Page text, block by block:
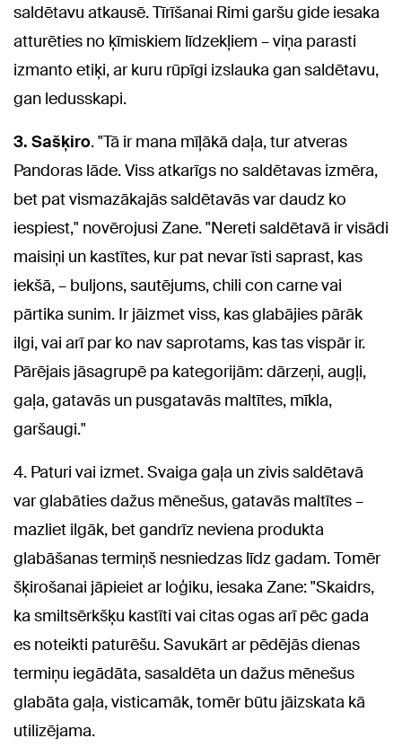
saldētavu atkausē. Tīrīšanai Rimi garšu gide iesaka
atturēties no ķīmiskiem līdzekļiem – viņa parasti
izmanto etiķi, ar kuru rūpīgi izslauka gan saldētavu,
gan ledusskapi.
3. Sašķiro. "Tā ir mana mīļākā daļa, tur atveras
Pandoras lāde. Viss atkarīgs no saldētavas izmēra,
bet pat vismazākajās saldētavās var daudz ko
iespiest," novērojusi Zane. "Nereti saldētavā ir visādi
maisiņi un kastītes, kur pat nevar īsti saprast, kas
iekšā, – buljons, sautējums, chili con carne vai
pārtika sunim. Ir jāizmet viss, kas glabājies pārāk
ilgi, vai arī par ko nav saprotams, kas tas vispār ir.
Pārējais jāsagrupē pa kategorijām: dārzeņi, augļi,
gaļa, gatavās un pusgatavās maltītes, mīkla,
garšaugi."
4. Paturi vai izmet. Svaiga gaļa un zivis saldētavā
var glabāties dažus mēnešus, gatavās maltītes –
mazliet ilgāk, bet gandrīz neviena produkta
glabāšanas termiņš nesniedzas līdz gadam. Tomēr
šķirošanai jāpieiet ar loģiku, iesaka Zane: "Skaidrs,
ka smiltsērkšķu kastīti vai citas ogas arī pēc gada
es noteikti paturēšu. Savukārt ar pēdējās dienas
termiņu iegādāta, sasaldēta un dažus mēnešus
glabāta gaļa, visticamāk, tomēr būtu jāizskata kā
utilizējama.